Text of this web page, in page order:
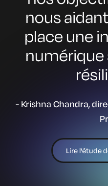
nous
place une
numérique
- Krishna Chandra,
Lire l'étude